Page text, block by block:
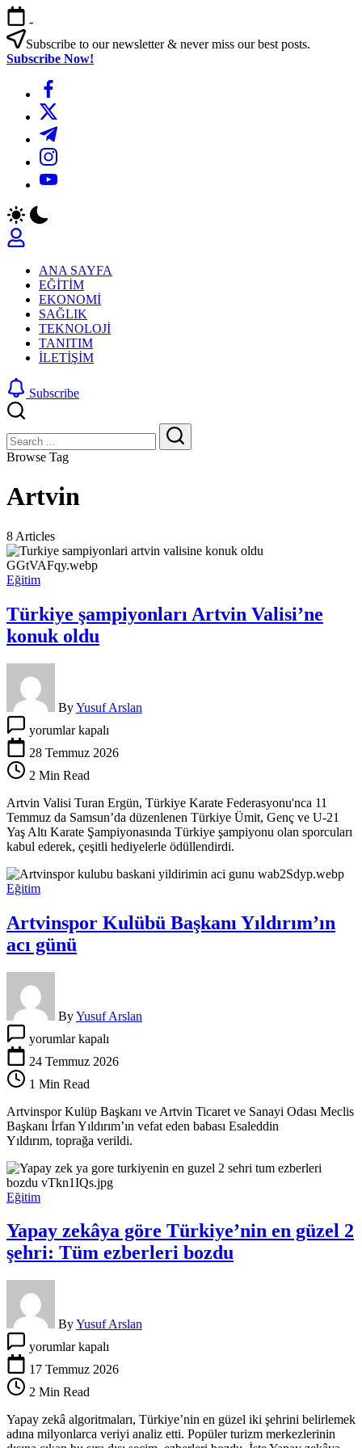
Skip
to
content
-
Subscribe to our newsletter & never miss our best posts.
Subscribe Now!
https://www.facebook.com/
https://twitter.com/
https://t.me/
https://www.instagram.com/
https://youtube.com/
ANA SAYFA
EĞİTİM
EKONOMİ
SAĞLIK
TEKNOLOJİ
TANITIM
İLETİŞİM
Subscribe
Search
Search
Browse Tag
Artvin
8 Articles
Eğitim
Türkiye şampiyonları Artvin Valisi’ne
konuk oldu
ByYusuf Arslan
şampiyonları
Artvin
konuk
için
yorumlar kapalı
28 Temmuz 2026
2 Min Read
Artvin Valisi Turan Ergün, Türkiye Karate Federasyonu'nca 11
Temmuz da Samsun’da düzenlenen Türkiye Ümit, Genç ve U-21
Yaş Altı Karate Şampiyonasında Türkiye şampiyonu olan sporcuları
kabul ederek, çeşitli hediyelerle ödüllendirdi.
Eğitim
Artvinspor Kulübü Başkanı Yıldırım’ın
acı günü
ByYusuf Arslan
Kulübü
Başkanı
acı
için
yorumlar kapalı
24 Temmuz 2026
1 Min Read
Artvinspor Kulüp Başkanı ve Artvin Ticaret ve Sanayi Odası Meclis
Başkanı İrfan Yıldırım’ın vefat eden babası Esaleddin
Yıldırım, toprağa verildi.
Eğitim
Yapay zekâya göre Türkiye’nin en güzel 2
şehri: Tüm ezberleri bozdu
ByYusuf Arslan
zekâya
göre
en
2
şehri:
yorumlar kapalı
17 Temmuz 2026
2 Min Read
Yapay zekâ algoritmaları, Türkiye’nin en güzel iki şehrini belirlemek
adına milyonlarca veriyi analiz etti. Popüler turizm merkezlerinin